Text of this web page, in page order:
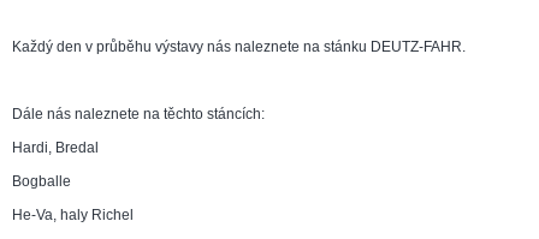
Každý den v průběhu výstavy nás naleznete na stánku DEUTZ-FAHR.
Dále nás naleznete na těchto stáncích:
Hardi, Bredal
Bogballe
He-Va, haly Richel